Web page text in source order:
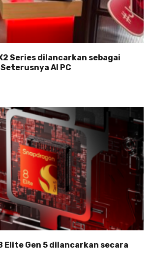
Series dilancarkan sebagai
AI PC
Elite Gen 5 dilancarkan secara